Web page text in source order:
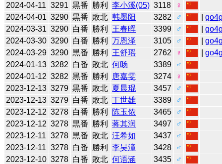
2024-04-11 3291 黒番 勝利 李小溪(05) 3118
♀
2024-04-01 3290 黒番 敗北 韩墨阳 3282 ♂ |
2024-03-31 3290 白番 勝利 王春晖 3399 ♂ |
2024-03-30 3290 白番 勝利 万恩泽 3105 ♂ |
2024-03-29 3290 黒番 勝利 王舒瑶 2762 ♀ |
2024-01-13 3282 白番 敗北 何旸 3389
♂
2024-01-12 3282 黒番 勝利 唐嘉雯 3274
♀
2023-12-13 3279 黒番 敗北 夏晨琨 3457
♂
2023-12-13 3279 白番 敗北 丁世雄 3389
♂
2023-12-12 3278 白番 勝利 陈玉侬 3465
♂
2023-12-12 3278 黒番 勝利 蒋其润 3497
♂
2023-12-11 3278 黒番 敗北 汪希如 3437
♂
2023-12-11 3278 白番 勝利 李昊潼 3428
♂
2023-12-10 3278 白番 敗北 何语涵 3435
♂